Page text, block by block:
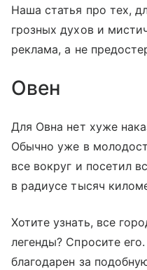
Наша статья про тех,
грозных духов и
реклама, а не
Овен
Для Овна нет хуже
Обычно уже в
все вокруг и посетил
в радиусе тысяч
Хотите узнать, все
легенды? Спросите
благодарен за